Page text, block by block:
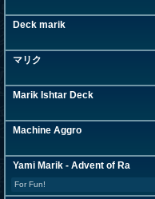
Deck marik
マリク
Marik Ishtar Deck
Machine Aggro
Yami Marik - Advent of Ra
For Fun!